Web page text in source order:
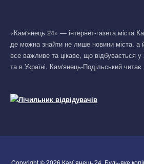
«Кам'янець 24» — інтернет-газета міста
де можна знайти не лише новини міста, а
все важливе та цікаве, що відбувається у
та в Україні. Кам'янець-Подільський
Copyright © 2026 Кам`янець 24. Будь-яке